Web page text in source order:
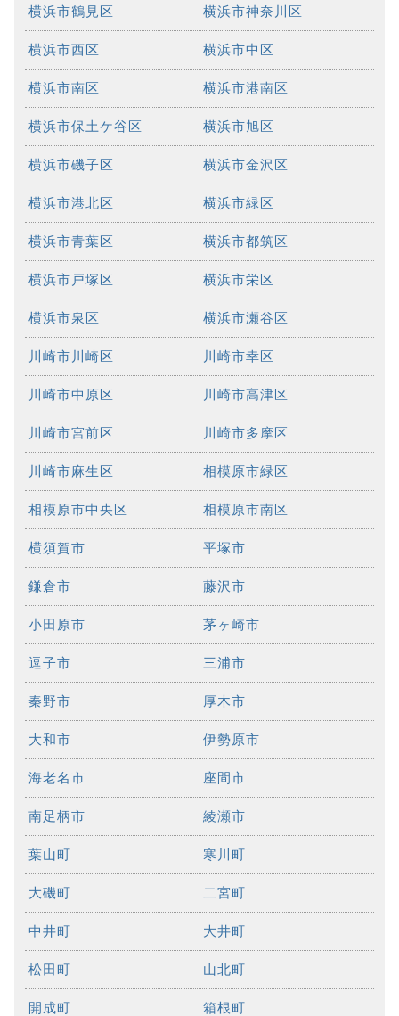
横浜市鶴見区 横浜市神奈川区
横浜市西区 横浜市中区
横浜市南区 横浜市港南区
横浜市保土ケ谷区 横浜市旭区
横浜市磯子区 横浜市金沢区
横浜市港北区 横浜市緑区
横浜市青葉区 横浜市都筑区
横浜市戸塚区 横浜市栄区
横浜市泉区 横浜市瀬谷区
川崎市川崎区 川崎市幸区
川崎市中原区 川崎市高津区
川崎市宮前区 川崎市多摩区
川崎市麻生区 相模原市緑区
相模原市中央区 相模原市南区
横須賀市 平塚市
鎌倉市 藤沢市
小田原市 茅ヶ崎市
逗子市 三浦市
秦野市 厚木市
大和市 伊勢原市
海老名市 座間市
南足柄市 綾瀬市
葉山町 寒川町
大磯町 二宮町
中井町 大井町
松田町 山北町
開成町 箱根町